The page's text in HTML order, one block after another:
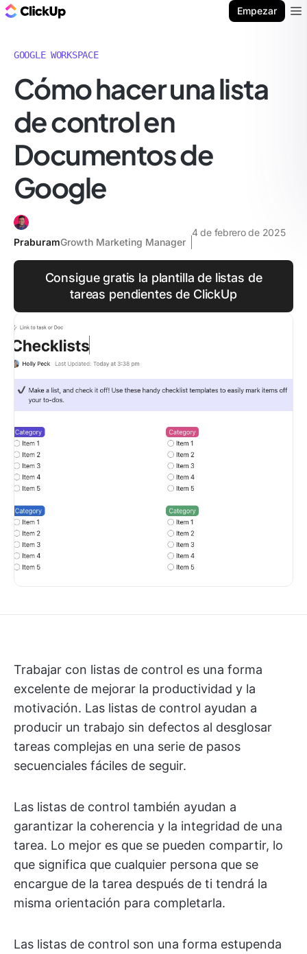
Empezar
GOOGLE WORKSPACE
Cómo hacer una lista
de control en
Documentos de
Google
PraburamGrowth Marketing Manager
4 de febrero de 2025
Consigue gratis la plantilla de listas de
tareas pendientes de ClickUp
Trabajar con listas de control es una forma
excelente de mejorar la productividad y la
motivación. Las listas de control ayudan a
producir un trabajo sin defectos al desglosar
tareas complejas en una serie de pasos
secuenciales fáciles de seguir.
Las listas de control también ayudan a
garantizar la coherencia y la integridad de una
tarea. Lo mejor es que se pueden compartir, lo
que significa que cualquier persona que se
encargue de la tarea después de ti tendrá la
misma orientación para completarla.
Las listas de control son una forma estupenda